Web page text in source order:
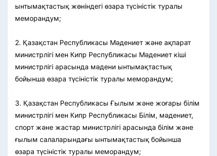
ынтымақтастық жөніндегі өзара түсіністік туралы
меморандум;
2. Қазақстан Республикасы Мәдениет және ақпарат
министрлігі мен Кипр Республикасы Мәдениет кіші
министрлігі арасында мәдени ынтымақтастық
бойынша өзара түсіністік туралы меморандум;
3. Қазақстан Республикасы Ғылым және жоғары білім
министрлігі мен Кипр Республикасы Білім, мәдениет,
спорт және жастар министрлігі арасында білім және
ғылым салаларындағы ынтымақтастық бойынша
өзара түсіністік туралы меморандум;